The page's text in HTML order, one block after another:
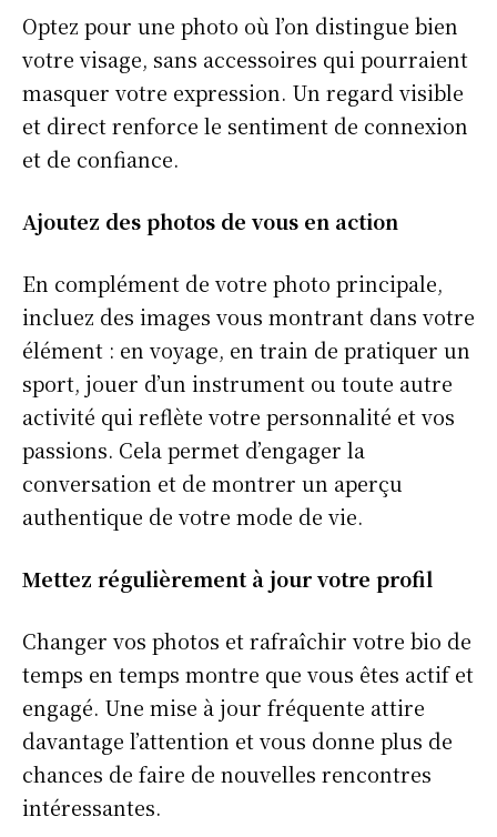
Optez pour une photo où l’on distingue bien
votre visage, sans accessoires qui pourraient
masquer votre expression. Un regard visible
et direct renforce le sentiment de connexion
et de confiance.
Ajoutez des photos de vous en action
En complément de votre photo principale,
incluez des images vous montrant dans votre
élément : en voyage, en train de pratiquer un
sport, jouer d’un instrument ou toute autre
activité qui reflète votre personnalité et vos
passions. Cela permet d’engager la
conversation et de montrer un aperçu
authentique de votre mode de vie.
Mettez régulièrement à jour votre profil
Changer vos photos et rafraîchir votre bio de
temps en temps montre que vous êtes actif et
engagé. Une mise à jour fréquente attire
davantage l’attention et vous donne plus de
chances de faire de nouvelles rencontres
intéressantes.